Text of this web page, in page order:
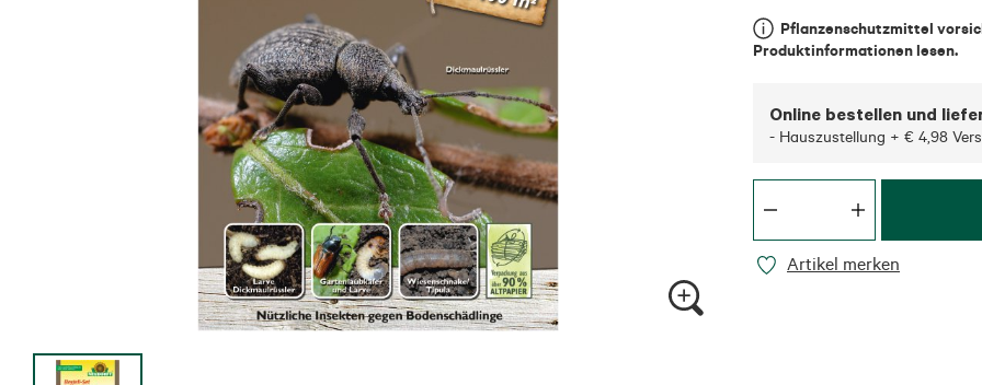
Pflanzenschutzmittel
Produktinformationen lesen.
Online bestellen und
- Hauszustellung + € 4,98
Artikel merken